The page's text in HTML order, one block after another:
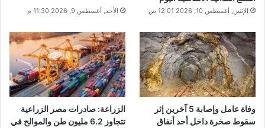
الإثنين, أغسطس 10, 2026 12:01 ص الأحد, أغسطس 9, 2026 11:30 م
وفاة عامل وإصابة 5 آخرين إثر
سقوط صخرة داخل أحد أنفاق
الزراعة: صادرات مصر الزراعية
تتجاوز 6.2 مليون طن والموالح في